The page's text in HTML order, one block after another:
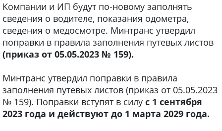
Компании и ИП будут по-новому заполнять
сведения о водителе, показания одометра,
сведения о медосмотре. Минтранс утвердил
поправки в правила заполнения путевых листов
(приказ от 05.05.2023 № 159).
Минтранс утвердил поправки в правила
заполнения путевых листов (приказ от 05.05.2023
№ 159). Поправки вступят в силу с 1 сентября
2023 года и действуют до 1 марта 2029 года.